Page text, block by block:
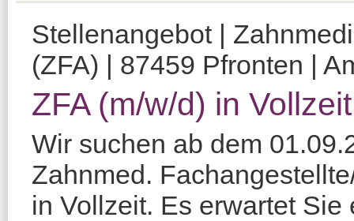
Stellenangebot |
(ZFA) | 87459 Pfronten |
ZFA (m/w/d) in
Wir suchen ab dem
Zahnmed.
in Vollzeit. Es erwartet Sie